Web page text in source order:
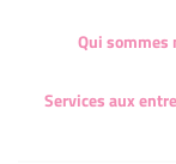
Qui sommes
Services aux